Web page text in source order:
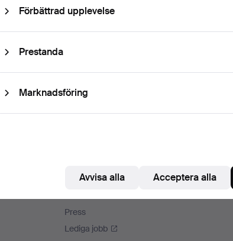
Auctionet
Press
Lediga jobb
Förbättrad upplevelse
Prestanda
Marknadsföring
Avvisa alla Acceptera alla